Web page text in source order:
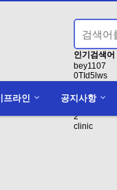
인기검색어
bey1107
0TId5lws
conducting
액면분할
2
clinic
프라인 공지사항